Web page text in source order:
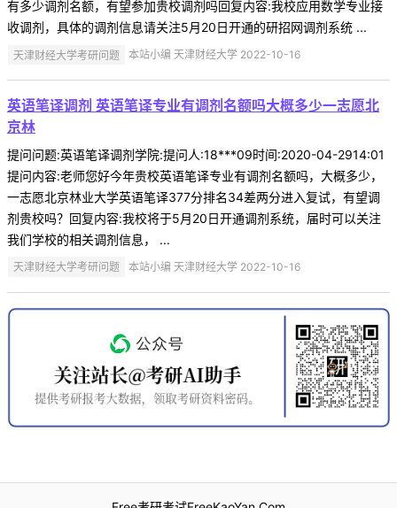
有多少调剂名额，有望参加贵校调剂吗回复内容:我校应用数学专业接
收调剂，具体的调剂信息请关注5月20日开通的研招网调剂系统 ...
天津财经大学考研问题 本站小编 天津财经大学 2022-10-16
英语笔译调剂 英语笔译专业有调剂名额吗大概多少一志愿北
京林
提问问题:英语笔译调剂学院:提问人:18***09时间:2020-04-2914:01
提问内容:老师您好今年贵校英语笔译专业有调剂名额吗，大概多少，
一志愿北京林业大学英语笔译377分排名34差两分进入复试，有望调
剂贵校吗？回复内容:我校将于5月20日开通调剂系统，届时可以关注
我们学校的相关调剂信息， ...
天津财经大学考研问题 本站小编 天津财经大学 2022-10-16